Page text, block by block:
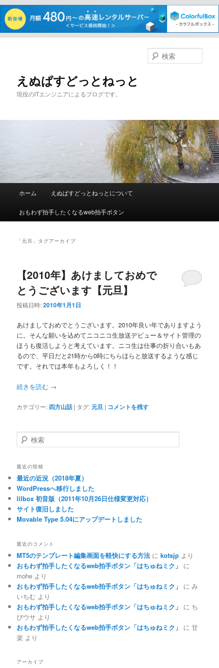
えぬぱすどっとねっと
現役のITエンジニアによるブログです。
索
メ
ホーム えぬぱすどっとねっとについて
おもわず拍手したくなるweb拍手ボタン
「元旦 」タグアーカイブ
【2010年】あけましておめで
とうございます【元旦】
投稿日時:2010年1月1日
あけましておめでとうございます。2010年良い年でありますよう
に。そんな願いを込めてニコニコ生放送デビュー＆サイト管理の
ほうも復活しようと考えています。ニコ生は仕事の折り合いもあ
るので、平日だと21時から0時にちらほらと放送するような感じ
です。それでは本年もよろしく！！
続きを読む →
カテゴリー: 四方山話 | タグ:元旦 | コメントを残す
検
索
最近の投稿
最近の近況（2018年夏）
WordPressへ移行しました
lilbox 初音版（2011年10月26日仕様変更対応）
サイト復旧しました
Movable Type 5.04にアップデートしました
最近のコメント
MT5のテンプレート編集画面を軽快にする方法にkotsjp より
おもわず拍手したくなるweb拍手ボタン「はちゅねミク」
に
mohe より
おもわず拍手したくなるweb拍手ボタン「はちゅねミク」
にみ
いちむ より
おもわず拍手したくなるweb拍手ボタン「はちゅねミク」
に ち
びウサ より
おもわず拍手したくなるweb拍手ボタン「はちゅねミク」
に甘
楽 より
アーカイブ